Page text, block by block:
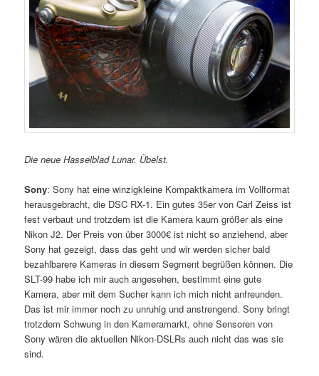
Die neue Hasselblad Lunar. Übelst.
Sony: Sony hat eine winzigkleine Kompaktkamera im Vollformat
herausgebracht, die DSC RX-1. Ein gutes 35er von Carl Zeiss ist
fest verbaut und trotzdem ist die Kamera kaum größer als eine
Nikon J2. Der Preis von über 3000€ ist nicht so anziehend, aber
Sony hat gezeigt, dass das geht und wir werden sicher bald
bezahlbarere Kameras in diesem Segment begrüßen können. Die
SLT-99 habe ich mir auch angesehen, bestimmt eine gute
Kamera, aber mit dem Sucher kann ich mich nicht anfreunden.
Das ist mir immer noch zu unruhig und anstrengend. Sony bringt
trotzdem Schwung in den Kameramarkt, ohne Sensoren von
Sony wären die aktuellen Nikon-DSLRs auch nicht das was sie
sind.